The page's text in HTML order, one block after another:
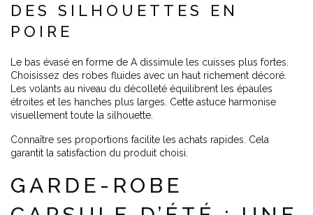
DES SILHOUETTES EN
POIRE
Le bas évasé en forme de A dissimule les cuisses plus fortes.
Choisissez des robes fluides avec un haut richement décoré.
Les volants au niveau du décolleté équilibrent les épaules
étroites et les hanches plus larges. Cette astuce harmonise
visuellement toute la silhouette.
Connaître ses proportions facilite les achats rapides. Cela
garantit la satisfaction du produit choisi.
GARDE-ROBE